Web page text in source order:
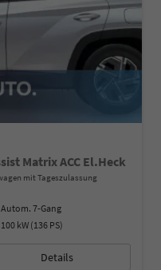
Matrix ACC El.Heck
mit Tageszulassung
Autom. 7-Gang
100 kW (136 PS)
Details